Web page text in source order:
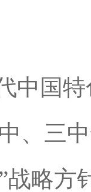
中国
、三
战略方